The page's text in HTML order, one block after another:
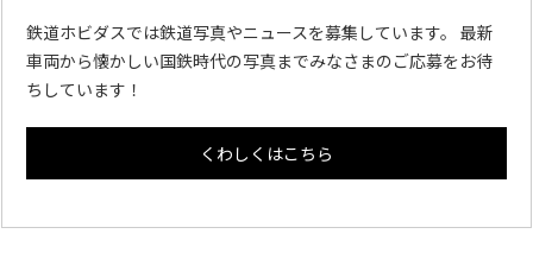
鉄道ホビダスでは鉄道写真やニュースを募集しています。 最新
車両から懐かしい国鉄時代の写真までみなさまのご応募をお待
ちしています！
くわしくはこちら